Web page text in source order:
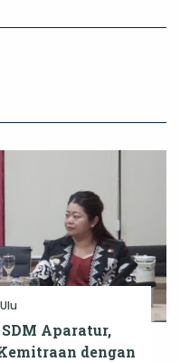
Pemancing
Aparatur,
dengan